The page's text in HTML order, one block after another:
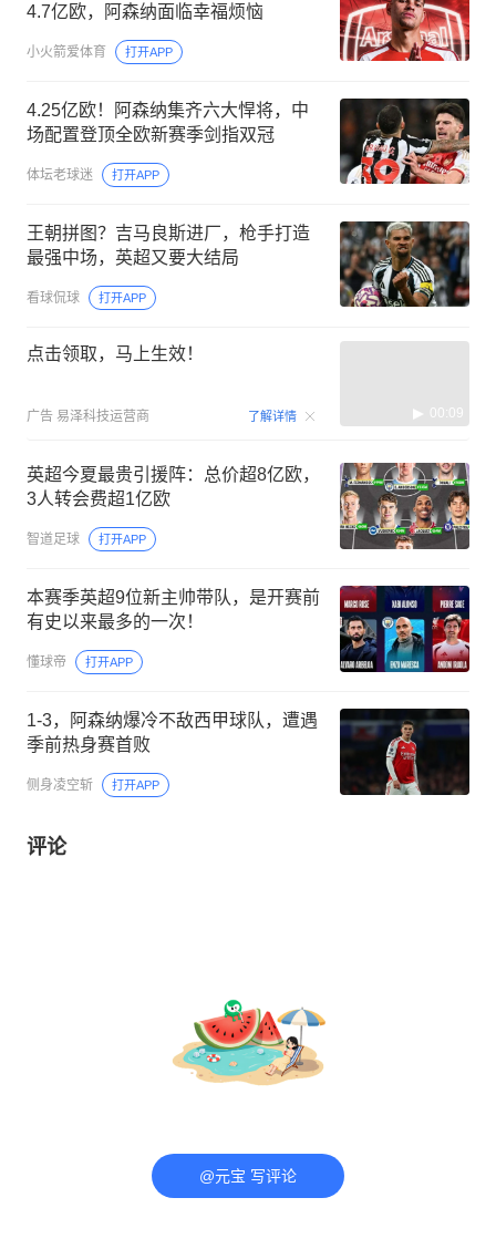
4.7亿欧，阿森纳面临幸福烦恼
小火箭爱体育 打开APP
4.25亿欧！阿森纳集齐六大悍将，中
场配置登顶全欧新赛季剑指双冠
体坛老球迷 打开APP
王朝拼图？吉马良斯进厂，枪手打造
最强中场，英超又要大结局
看球侃球 打开APP
点击领取，马上生效！
广告 易泽科技运营商 了解详情 00:09
英超今夏最贵引援阵：总价超8亿欧，
3人转会费超1亿欧
智道足球 打开APP
本赛季英超9位新主帅带队，是开赛前
有史以来最多的一次！
懂球帝 打开APP
1-3，阿森纳爆冷不敌西甲球队，遭遇
季前热身赛首败
侧身凌空斩 打开APP
评论
@元宝 写评论